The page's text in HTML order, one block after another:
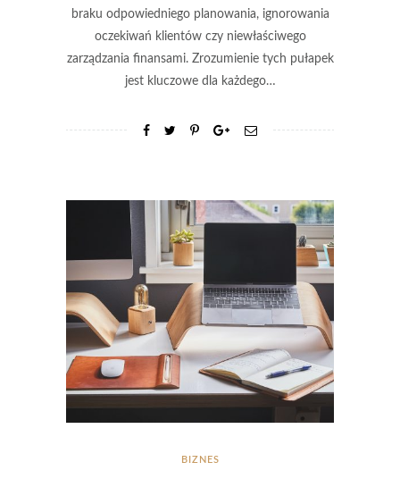
braku odpowiedniego planowania, ignorowania
oczekiwań klientów czy niewłaściwego
zarządzania finansami. Zrozumienie tych pułapek
jest kluczowe dla każdego…
BIZNES